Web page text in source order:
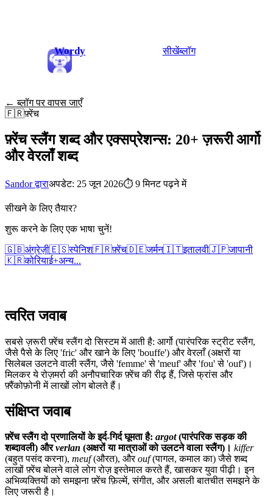
Wordy सीखेंब्लॉग
← ब्लॉग पर वापस जाएँ
🇫🇷फ़्रेंच
फ़्रेंच स्लैंग शब्द और एक्सप्रेशन्स: 20+ ज़रूरी आर्गो
और वेरलाँ शब्द
Sandor द्वाराअपडेट: 25 जून 2026⏱ 9 मिनट पढ़ने में
सीखने के लिए तैयार?
शुरू करने के लिए एक भाषा चुनें!
🇬🇧अंग्रेज़ी🇪🇸स्पेनिश🇫🇷फ़्रेंच🇩🇪जर्मन🇮🇹इतालवी🇯🇵जापानी
🇰🇷कोरियाई+अन्य...
त्वरित जवाब
सबसे ज़रूरी फ़्रेंच स्लैंग दो सिस्टम में आती है: आर्गो (पारंपरिक स्ट्रीट स्लैंग,
जैसे पैसे के लिए 'fric' और खाने के लिए 'bouffe') और वेरलाँ (अक्षरों या
सिलेबल उलटने वाली स्लैंग, जैसे 'femme' से 'meuf' और 'fou' से 'ouf')।
मिलकर ये रोज़मर्रा की अनौपचारिक फ़्रेंच की रीढ़ हैं, जिसे फ्रांस और
फ़्रैंकोफ़ोनी में लाखों लोग बोलते हैं।
संक्षिप्त जवाब
फ़्रेंच स्लैंग दो प्रणालियों के इर्द-गिर्द घूमता है: argot(पारंपरिक सड़क की
शब्दावली) औरverlan (अक्षरों या मात्राओं को उलटने वाला स्लैंग)। kiffer
(बहुत पसंद करना), meuf(औरत), औरouf(पागल, कमाल का) जैसे शब्द
लाखों फ़्रेंच बोलने वाले लोग रोज़ इस्तेमाल करते हैं, खासकर युवा पीढ़ी। इन
अभिव्यक्तियों को समझना फ़्रेंच फ़िल्में, संगीत, और असली बातचीत समझने के
लिए जरूरी है।